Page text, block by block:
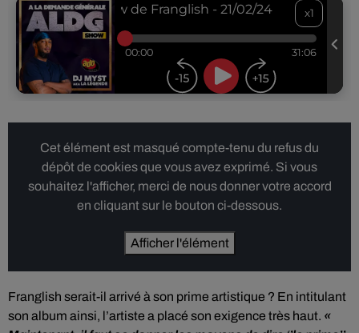
Cet élément est masqué compte-tenu du refus du
dépôt de cookies que vous avez exprimé. Si vous
souhaitez l'afficher, merci de nous donner votre accord
en cliquant sur le bouton ci-dessous.
Afficher l'élément
Franglish serait-il arrivé à son prime artistique ? En intitulant
son album ainsi, l’artiste a placé son exigence très haut. «